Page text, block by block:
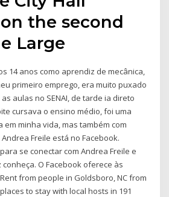
the second
Large
14 anos como aprendiz de mecânica,
primeiro emprego, era muito puxado
aulas no SENAI, de tarde ia direto
cursava o ensino médio, foi uma
minha vida, mas também com
Freile está no Facebook.
se conectar com Andrea Freile e
O Facebook oferece às
from people in Goldsboro, NC from
to stay with local hosts in 191